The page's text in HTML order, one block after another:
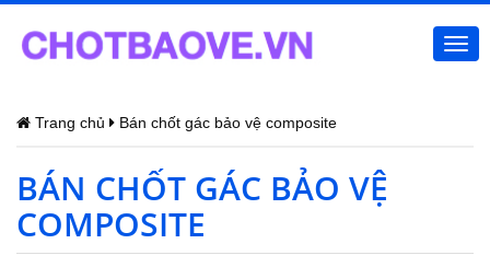
Trang chủ Bán chốt gác bảo vệ composite
BÁN CHỐT GÁC BẢO VỆ
COMPOSITE